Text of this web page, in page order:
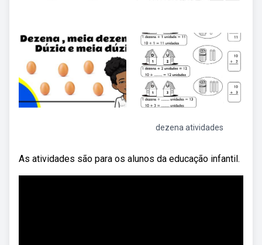
dezena atividades
As atividades são para os alunos da educação infantil.